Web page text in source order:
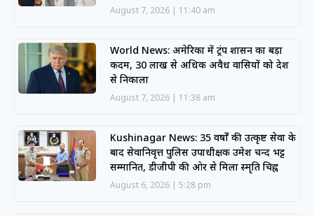
August 7, 2026 11:40 am
World News: अमेरिका में ट्रंप प्रशासन का बड़ा
कदम, 30 लाख से अधिक अवैध प्रवासियों को देश
से निकाला
August 7, 2026 11:38 am
Kushinagar News: 35 वर्षों की उत्कृष्ट सेवा के
बाद सेवानिवृत्त पुलिस उपाधीक्षक उमेश चन्द भट्ट
सम्मानित, डीजीपी की ओर से मिला स्मृति चिह्न
August 6, 2026 5:28 pm